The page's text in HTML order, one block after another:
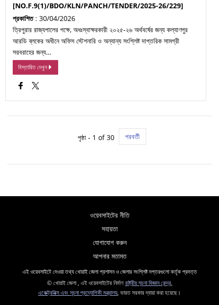
[NO.F.9(1)/BDO/KLN/PANCH/TENDER/2025-26/229]
প্রকাশিত: 30/04/2026
ত্রিপুরার রাজ্যপালের পক্ষে, অধঃস্বাক্ষরকারী ২০২৫-২৬ অর্থবর্ষের জন্য কল্যাণপুর
আরডি ব্লকের অধীনে অফিস স্টেশনারি ও অন্যান্য সংশ্লিষ্ট দাপ্তরিক সামগ্রী
সরবরাহের জন্য…
বিস্তারিত দেখুন
পৃষ্ঠা - 1 of 30 পরবর্তী
ওয়েবসাইটের নীতি
সহায়তা
যোগাযোগ করুন
আপনার মতামত
এই ওয়েবসাইটে দেওয়া তথ্য খোয়াই জেলা প্রশাসন ও জেলার সংশ্লিষ্ট দপ্তরগুলো কর্তৃক প্রদত্ত
© খোয়াই জেলা , এই ওয়েবসাইটের নির্মাণরাষ্ট্রীয় সূচনা বিজ্ঞান কেন্দ্র,
একেক্ট্রনিক্স এবং সূচনা প্রদ্যোগিকী মন্ত্রালয়, ভারত সরকার দ্বারা করা হয়েছে।